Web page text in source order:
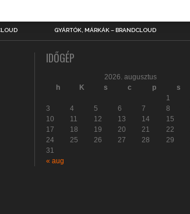
GYÁRTÓK, MÁRKÁK – BRANDCLOUD
IDŐGÉP
2026. augusztus
h
K s c p s
1
3
4 5 6 7 8
10
11 12 13 14 15
17
18 19 20 21 22
24
25 26 27 28 29
31
« aug